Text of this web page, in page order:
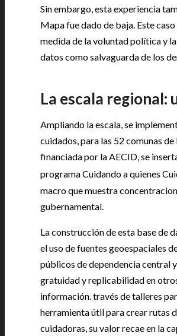
Sin embargo, esta experiencia
Mapa fue dado de baja. Este
medida de la voluntad política y
datos como salvaguarda de los
La escala regional:
Ampliando la escala, se
cuidados, para las 52 comunas
financiada por la AECID, se
programa Cuidando a quienes
macro que muestra
gubernamental.
La construcción de esta base de
el uso de fuentes geoespaciales
públicos de dependencia central
gratuidad y replicabilidad en
información. través de talleres
herramienta útil para crear rutas
cuidadoras, su valor recae en la